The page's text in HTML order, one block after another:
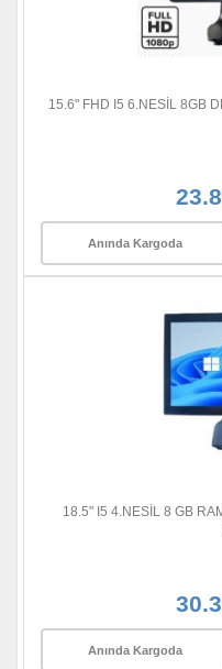
15.6" FHD I5 6.NESİL 8GB
Anında Kargoda
18.5" I5 4.NESİL 8 GB
Anında Kargoda